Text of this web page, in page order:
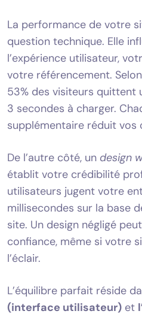
La performance de votre
question technique. Elle
l’expérience utilisateur,
votre référencement.
53% des visiteurs quittent
3 secondes à charger.
supplémentaire réduit vos
De l’autre côté, un design
établit votre crédibilité
utilisateurs jugent votre
millisecondes sur la base
site. Un design négligé
confiance, même si votre
l’éclair.
L’équilibre parfait réside
(interface utilisateur) et